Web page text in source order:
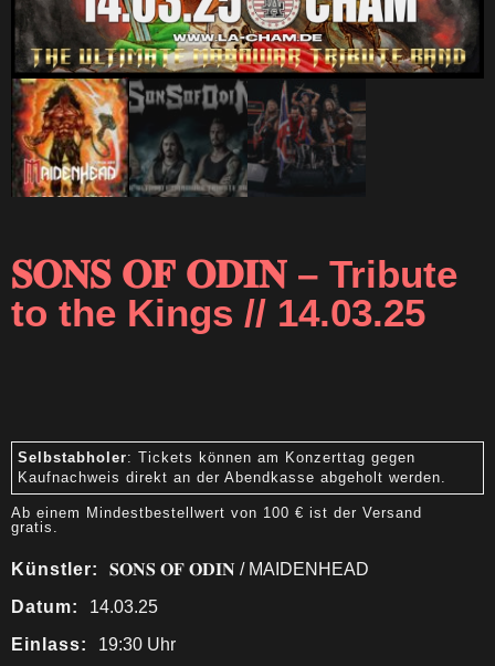
𝐒𝐎𝐍𝐒 𝐎𝐅 𝐎𝐃𝐈𝐍 – Tribute
to the Kings // 14.03.25
Selbstabholer: Tickets können am Konzerttag gegen
Kaufnachweis direkt an der Abendkasse abgeholt werden.
Ab einem Mindestbestellwert von 100 € ist der Versand
gratis.
Künstler:
𝐒𝐎𝐍𝐒 𝐎𝐅 𝐎𝐃𝐈𝐍 / MAIDENHEAD
Datum:
14.03.25
Einlass:
19:30 Uhr